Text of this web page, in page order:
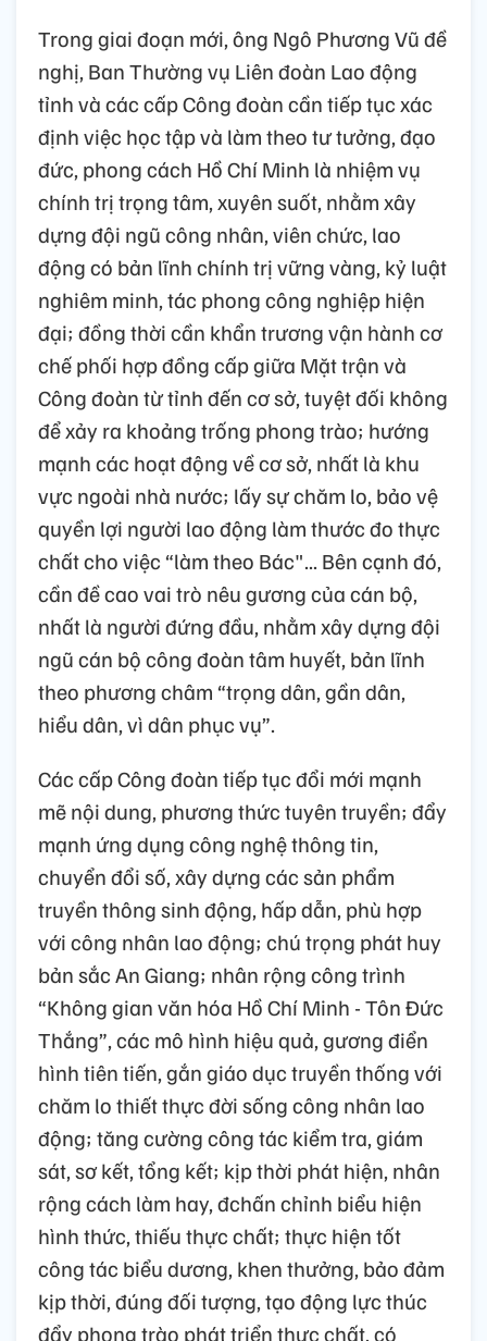
Trong giai đoạn mới, ông Ngô Phương Vũ đề
nghị, Ban Thường vụ Liên đoàn Lao động
tỉnh và các cấp Công đoàn cần tiếp tục xác
định việc học tập và làm theo tư tưởng, đạo
đức, phong cách Hồ Chí Minh là nhiệm vụ
chính trị trọng tâm, xuyên suốt, nhằm xây
dựng đội ngũ công nhân, viên chức, lao
động có bản lĩnh chính trị vững vàng, kỷ luật
nghiêm minh, tác phong công nghiệp hiện
đại; đồng thời cần khẩn trương vận hành cơ
chế phối hợp đồng cấp giữa Mặt trận và
Công đoàn từ tỉnh đến cơ sở, tuyệt đối không
để xảy ra khoảng trống phong trào; hướng
mạnh các hoạt động về cơ sở, nhất là khu
vực ngoài nhà nước; lấy sự chăm lo, bảo vệ
quyền lợi người lao động làm thước đo thực
chất cho việc “làm theo Bác"... Bên cạnh đó,
cần đề cao vai trò nêu gương của cán bộ,
nhất là người đứng đầu, nhằm xây dựng đội
ngũ cán bộ công đoàn tâm huyết, bản lĩnh
theo phương châm “trọng dân, gần dân,
hiểu dân, vì dân phục vụ”.
Các cấp Công đoàn tiếp tục đổi mới mạnh
mẽ nội dung, phương thức tuyên truyền; đẩy
mạnh ứng dụng công nghệ thông tin,
chuyển đổi số, xây dựng các sản phẩm
truyền thông sinh động, hấp dẫn, phù hợp
với công nhân lao động; chú trọng phát huy
bản sắc An Giang; nhân rộng công trình
“Không gian văn hóa Hồ Chí Minh - Tôn Đức
Thắng”, các mô hình hiệu quả, gương điển
hình tiên tiến, gắn giáo dục truyền thống với
chăm lo thiết thực đời sống công nhân lao
động; tăng cường công tác kiểm tra, giám
sát, sơ kết, tổng kết; kịp thời phát hiện, nhân
rộng cách làm hay, đchấn chỉnh biểu hiện
hình thức, thiếu thực chất; thực hiện tốt
công tác biểu dương, khen thưởng, bảo đảm
kịp thời, đúng đối tượng, tạo động lực thúc
đẩy phong trào phát triển thực chất, có